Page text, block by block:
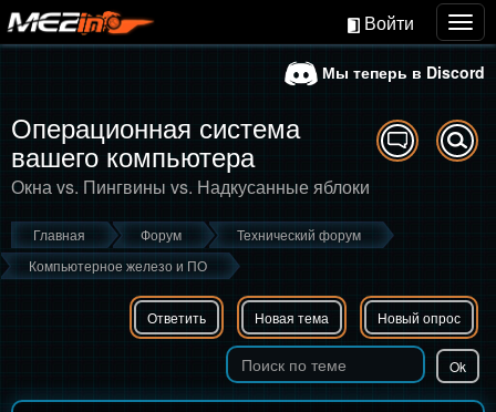
Войти
Мы теперь в Discord
Операционная система
вашего компьютера
Окна vs. Пингвины vs. Надкусанные яблоки
Главная Форум
Технический форум
Компьютерное железо и ПО
Ответить Новая тема Новый опрос